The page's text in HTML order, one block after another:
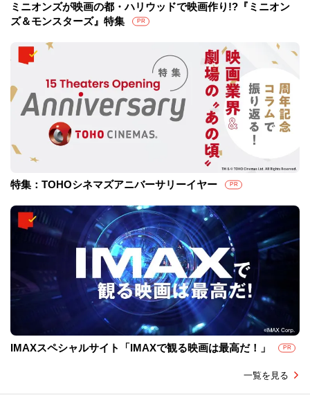
ミニオンズが映画の都・ハリウッドで映画作り!?『ミニオン
ズ＆モンスターズ』特集
PR
特集：TOHOシネマズアニバーサリーイヤー PR
IMAXスペシャルサイト「IMAXで観る映画は最高だ！」 PR
一覧を見る